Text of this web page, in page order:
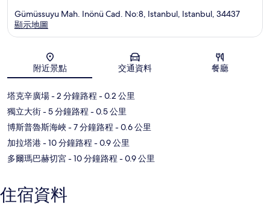
地圖
Gümüssuyu Mah. Inönü Cad. No:8, Istanbul, Istanbul, 34437
顯示地圖
附近景點 交通資料 餐廳
塔克辛廣場- 2 分鐘路程 - 0.2 公里
獨立大街- 5 分鐘路程 - 0.5 公里
博斯普魯斯海峽- 7 分鐘路程 - 0.6 公里
加拉塔港- 10 分鐘路程 - 0.9 公里
多爾瑪巴赫切宮- 10 分鐘路程 - 0.9 公里
住宿資料